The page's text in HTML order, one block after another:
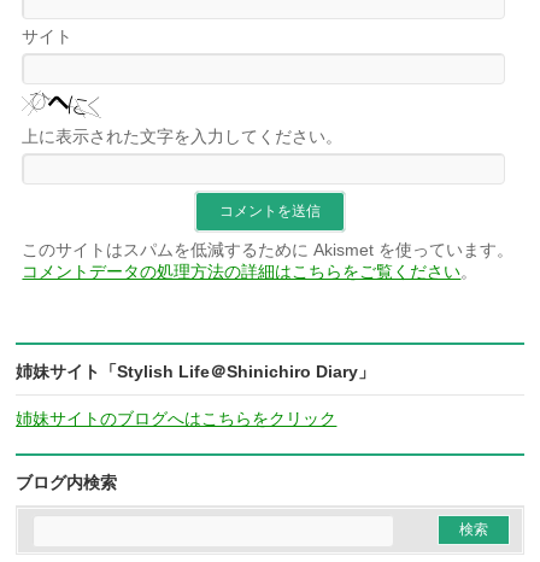
サイト
上に表示された文字を入力してください。
このサイトはスパムを低減するために Akismet を使っています。
コメントデータの処理方法の詳細はこちらをご覧ください。
姉妹サイト「Stylish Life＠Shinichiro Diary」
姉妹サイトのブログへはこちらをクリック
ブログ内検索